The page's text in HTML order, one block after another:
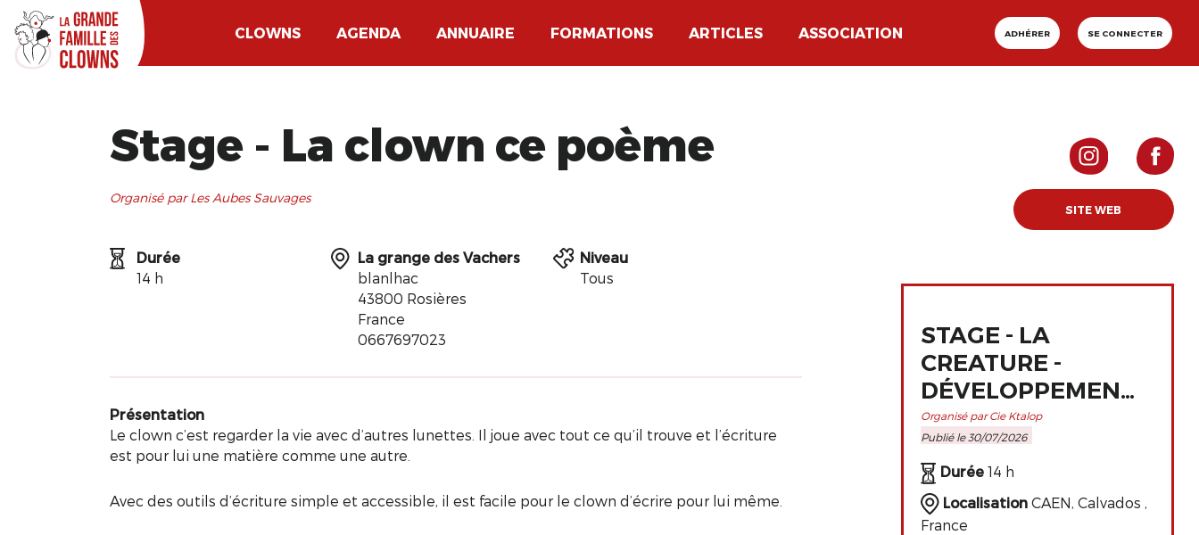
CLOWNS AGENDA ANNUAIRE FORMATIONS ARTICLES ASSOCIATION ADHÉRER SE CONNECTER
Stage - La clown ce poème
Organisé par Les Aubes Sauvages
Durée
14 h
La grange des Vachers
blanlhac
43800 Rosières
France
0667697023
Niveau
Tous
Présentation
Le clown c’est regarder la vie avec d’autres lunettes. Il joue avec tout ce qu’il trouve et l’écriture
est pour lui une matière comme une autre.
Avec des outils d’écriture simple et accessible, il est facile pour le clown d’écrire pour lui même.
SITE WEB
STAGE - LA
CREATURE -
DÉVELOPPEMENT
ET
PERFECTIONNEMENT
DE L'ART
CLOWNESQUE
Organisé par Cie Ktalop
Publié le 30/07/2026
Durée14 h
LocalisationCAEN, Calvados ,
France